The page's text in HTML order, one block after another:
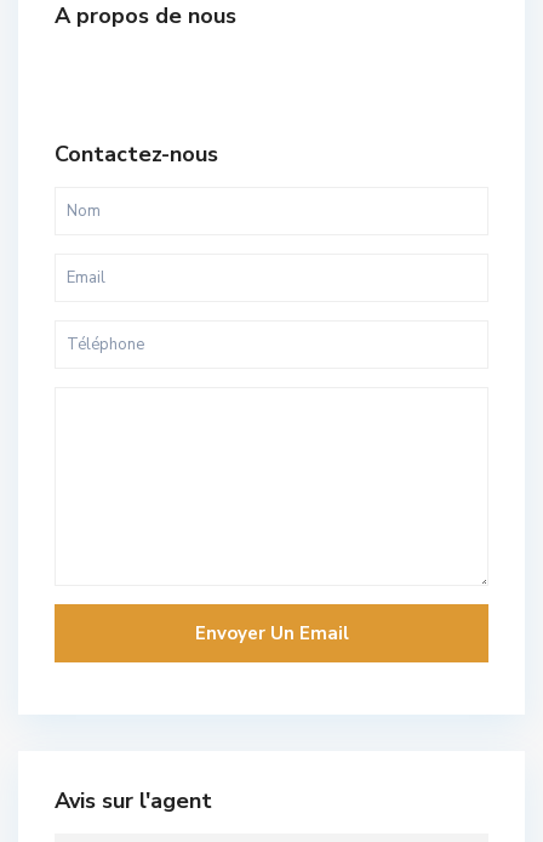
A propos de nous
Contactez-nous
Avis sur l'agent